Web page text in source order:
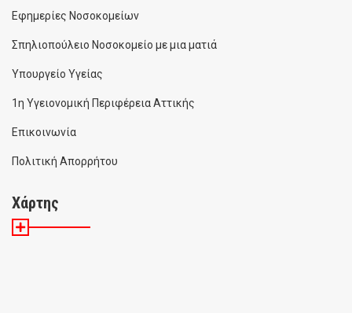
Εφημερίες Νοσοκομείων
Σπηλιοπούλειο Νοσοκομείο με μια ματιά
Υπουργείο Υγείας
1η Υγειονομική Περιφέρεια Αττικής
Επικοινωνία
Πολιτική Απορρήτου
Χάρτης